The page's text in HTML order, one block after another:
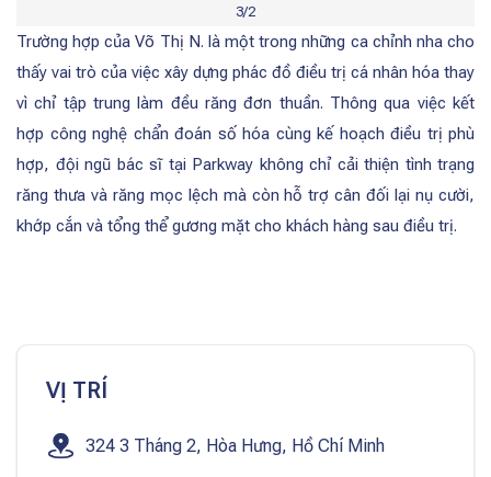
3/2
Trường hợp của Võ Thị N. là một trong những ca chỉnh nha cho
thấy vai trò của việc xây dựng phác đồ điều trị cá nhân hóa thay
vì chỉ tập trung làm đều răng đơn thuần. Thông qua việc kết
hợp công nghệ chẩn đoán số hóa cùng kế hoạch điều trị phù
hợp, đội ngũ bác sĩ tại Parkway không chỉ cải thiện tình trạng
răng thưa và răng mọc lệch mà còn hỗ trợ cân đối lại nụ cười,
khớp cắn và tổng thể gương mặt cho khách hàng sau điều trị.
VỊ TRÍ
324 3 Tháng 2, Hòa Hưng, Hồ Chí Minh